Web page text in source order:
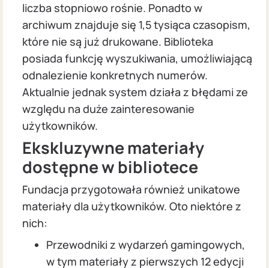
liczba stopniowo rośnie. Ponadto w
archiwum znajduje się 1,5 tysiąca czasopism,
które nie są już drukowane. Biblioteka
posiada funkcję wyszukiwania, umożliwiającą
odnalezienie konkretnych numerów.
Aktualnie jednak system działa z błędami ze
względu na duże zainteresowanie
użytkowników.
Ekskluzywne materiały
dostępne w bibliotece
Fundacja przygotowała również unikatowe
materiały dla użytkowników. Oto niektóre z
nich:
Przewodniki z wydarzeń gamingowych,
w tym materiały z pierwszych 12 edycji